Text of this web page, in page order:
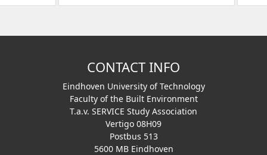
CONTACT INFO
Eindhoven University of Technology
Faculty of the Built Environment
T.a.v. SERVICE Study Association
Vertigo 08H09
Postbus 513
5600 MB Eindhoven